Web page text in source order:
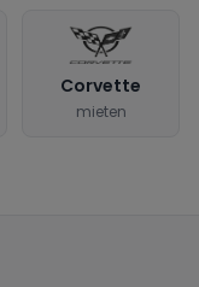
Corvette
mieten